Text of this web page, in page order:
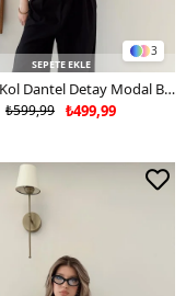
3
SEPETE EKLE
Yaka Ve Kol Dantel Detay Modal Bluz Mürdüm 2134
₺499,99
₺599,99